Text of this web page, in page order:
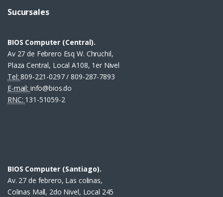
Sucursales
BIOS Computer (Central).
Av 27 de Febrero Esq W. Chruchil,
Plaza Central, Local A108, 1er Nivel
Tel:809-221-0297 / 809-287-7893
E-mail: info@bios.do
RNC: 131-51059-2
BIOS Computer (Santiago).
Av. 27 de febrero, Las colinas,
Colinas Mall, 2do Nivel, Local 245